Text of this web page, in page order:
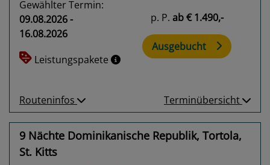
Gewählter Termin:
09.08.2026 -
16.08.2026
Leistungspakete
p. P. ab€ 1.490,-
Ausgebucht
Routeninfos Terminübersicht
9 Nächte Dominikanische Republik, Tortola,
St. Kitts